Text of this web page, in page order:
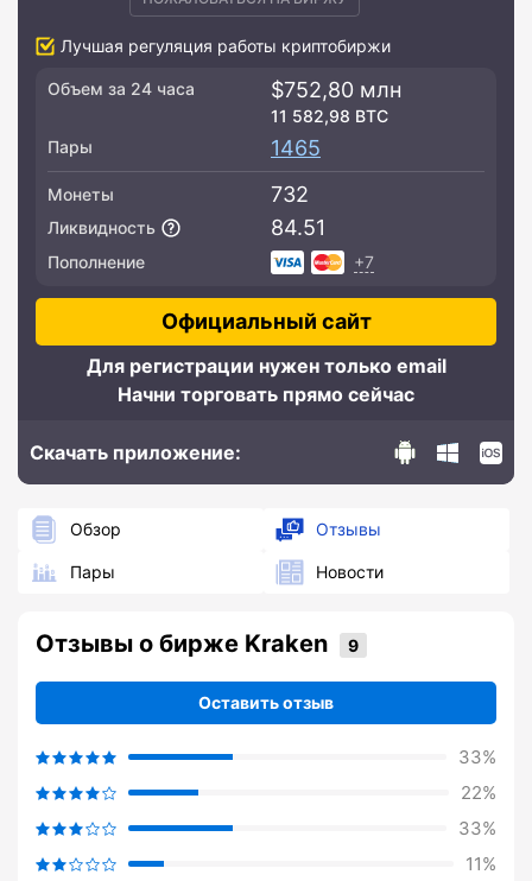
Лучшая регуляция работы криптобиржи
Объем за 24 часа $752,80 млн
11 582,98 BTC
Пары
1465
Монеты 732
Ликвидность 84.51
Пополнение +7
Официальный сайт
Для регистрации нужен только email
Начни торговать прямо сейчас
Скачать приложение:
Обзор Отзывы
Пары Новости
Отзывы о бирже Kraken
Оставить отзыв
33%
22%
33%
11%